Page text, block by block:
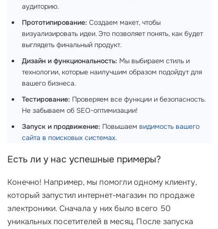
аудиторию.
Прототипирование: Создаем макет, чтобы
визуализировать идеи. Это позволяет понять, как будет
выглядеть финальный продукт.
Дизайн и функциональность: Мы выбираем стиль и
технологии, которые наилучшим образом подойдут для
вашего бизнеса.
Тестирование: Проверяем все функции и безопасность.
Не забываем об SEO-оптимизации!
Запуск и продвижение: Повышаем видимость вашего
сайта в поисковых системах.
Есть ли у нас успешные примеры?
Конечно! Например, мы помогли одному клиенту,
который запустил интернет-магазин по продаже
электроники. Сначала у них было всего 50
уникальных посетителей в месяц. После запуска